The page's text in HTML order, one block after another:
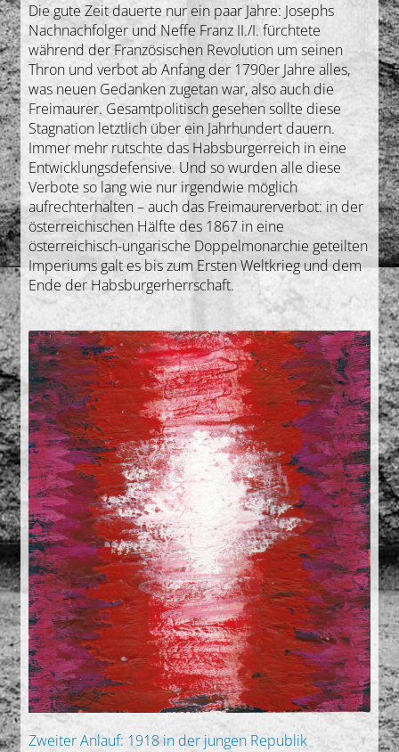
Die gute Zeit dauerte nur ein paar Jahre: Josephs
Nachnachfolger und Neffe Franz II./I. fürchtete
während der Französischen Revolution um seinen
Thron und verbot ab Anfang der 1790er Jahre alles,
was neuen Gedanken zugetan war, also auch die
Freimaurer. Gesamtpolitisch gesehen sollte diese
Stagnation letztlich über ein Jahrhundert dauern.
Immer mehr rutschte das Habsburgerreich in eine
Entwicklungsdefensive. Und so wurden alle diese
Verbote so lang wie nur irgendwie möglich
aufrechterhalten – auch das Freimaurerverbot: in der
österreichischen Hälfte des 1867 in eine
österreichisch-ungarische Doppelmonarchie geteilten
Imperiums galt es bis zum Ersten Weltkrieg und dem
Ende der Habsburgerherrschaft.
Zweiter Anlauf: 1918 in der jungen Republik